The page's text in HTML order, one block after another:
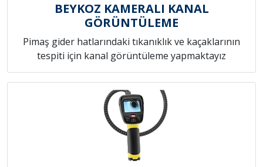
BEYKOZ KAMERALI KANAL
GÖRÜNTÜLEME
Pimaş gider hatlarındaki tıkanıklık ve kaçaklarının
tespiti için kanal görüntüleme yapmaktayız